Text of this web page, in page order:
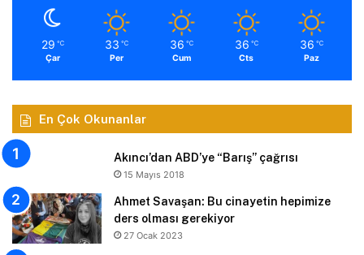
29 ℃
Çar
33 ℃
Per
36 ℃
Cum
36 ℃
Cts
36 ℃
Paz
En Çok Okunanlar
Akıncı’dan ABD’ye “Barış” çağrısı
15 Mayıs 2018
Ahmet Savaşan: Bu cinayetin hepimize
ders olması gerekiyor
27 Ocak 2023